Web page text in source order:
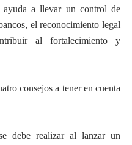
ayuda a llevar un control de
el reconocimiento legal
al fortalecimiento y
consejos a tener en cuenta
debe realizar al lanzar un